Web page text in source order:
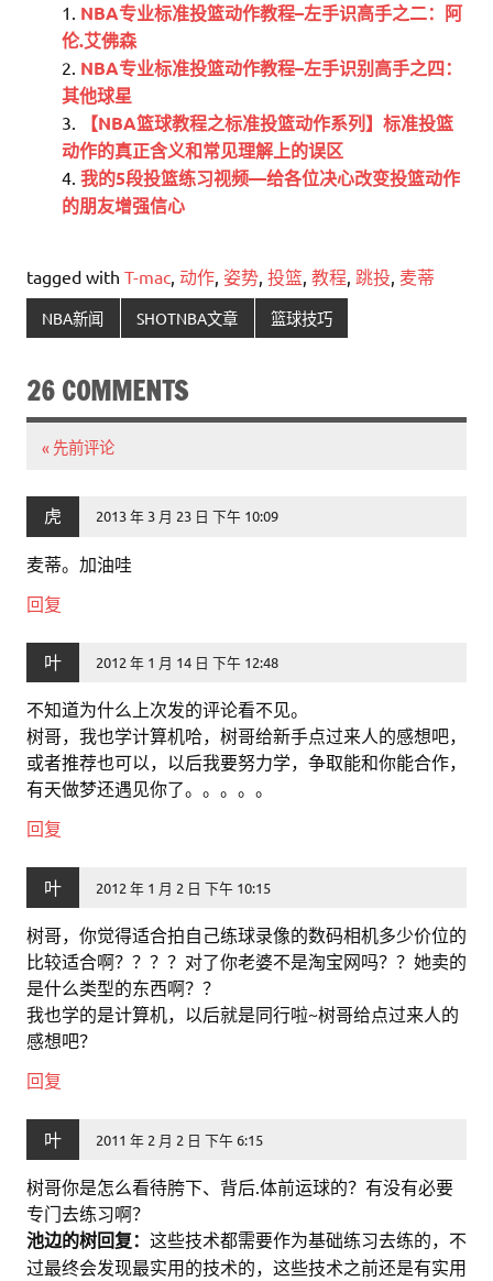
NBA专业标准投篮动作教程–左手识高手之二：阿
伦.艾佛森
NBA专业标准投篮动作教程–左手识别高手之四：
其他球星
【NBA篮球教程之标准投篮动作系列】标准投篮
动作的真正含义和常见理解上的误区
我的5段投篮练习视频—给各位决心改变投篮动作
的朋友增强信心
tagged with T-mac, 动作, 姿势, 投篮, 教程, 跳投, 麦蒂
NBA新闻 SHOTNBA文章 篮球技巧
26 COMMENTS
« 先前评论
虎 2013 年 3 月 23 日 下午 10:09
麦蒂。加油哇
回复
叶 2012 年 1 月 14 日 下午 12:48
不知道为什么上次发的评论看不见。
树哥，我也学计算机哈，树哥给新手点过来人的感想吧，
或者推荐也可以，以后我要努力学，争取能和你能合作，
有天做梦还遇见你了。。。。。
回复
叶 2012 年 1 月 2 日 下午 10:15
树哥，你觉得适合拍自己练球录像的数码相机多少价位的
比较适合啊？？？？对了你老婆不是淘宝网吗？？她卖的
是什么类型的东西啊？？
我也学的是计算机，以后就是同行啦~树哥给点过来人的
感想吧？
回复
叶 2011 年 2 月 2 日 下午 6:15
树哥你是怎么看待胯下、背后.体前运球的？有没有必要
专门去练习啊？
池边的树回复： 这些技术都需要作为基础练习去练的，不
过最终会发现最实用的技术的，这些技术之前还是有实用